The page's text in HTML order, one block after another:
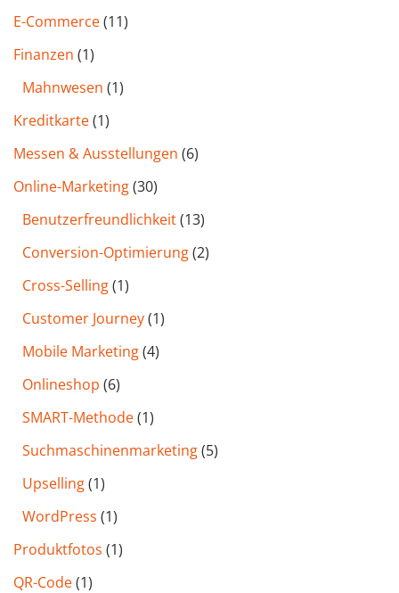
E-Commerce(11)
Finanzen (1)
Mahnwesen (1)
Kreditkarte(1)
Messen & Ausstellungen (6)
Online-Marketing(30)
Benutzer­freund­lichkeit(13)
Conversion-Optimierung(2)
Cross-Selling(1)
Customer Journey(1)
Mobile Marketing(4)
Onlineshop (6)
SMART-Methode(1)
Such­maschinen­marketing(5)
Upselling(1)
WordPress (1)
Produktfotos (1)
QR-Code(1)